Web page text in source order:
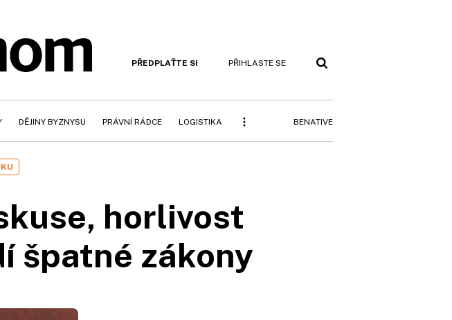
PŘEDPLAŤTE SI PŘIHLASTE SE
DĚJINY BYZNYSU PRÁVNÍ RÁDCE LOGISTIKA BENATIVE
horlivost
špatné zákony